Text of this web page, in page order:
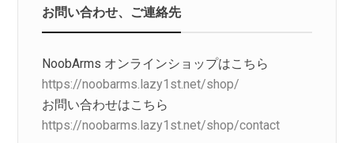
お問い合わせ、ご連絡先
NoobArms オンラインショップはこちら
https://noobarms.lazy1st.net/shop/
お問い合わせはこちら
https://noobarms.lazy1st.net/shop/contact